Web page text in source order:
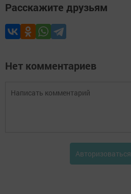
Расскажите друзьям
Нет комментариев
Авторизоваться